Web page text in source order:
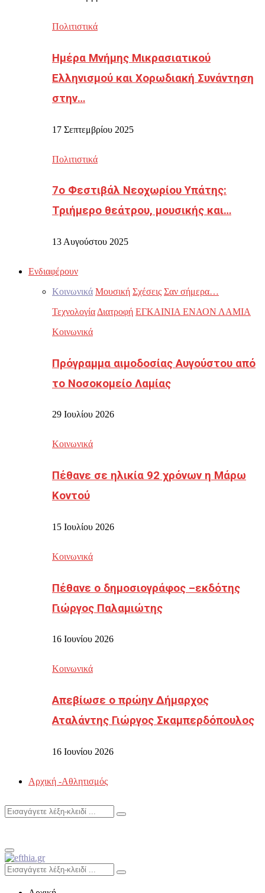
Πολιτιστικά
Ημέρα Μνήμης Μικρασιατικού
Ελληνισμού και Χορωδιακή Συνάντηση
στην…
17 Σεπτεμβρίου 2025
Πολιτιστικά
7ο Φεστιβάλ Νεοχωρίου Υπάτης:
Τριήμερο θεάτρου, μουσικής και…
13 Αυγούστου 2025
Ενδιαφέρουν
Κοινωνικά Μουσική Σχέσεις Σαν σήμερα…
Τεχνολογία Διατροφή ΕΓΚΑΙΝΙΑ ΕΝΑΟΝ ΛΑΜΙΑ
Κοινωνικά
Πρόγραμμα αιμοδοσίας Αυγούστου από
το Νοσοκομείο Λαμίας
29 Ιουλίου 2026
Κοινωνικά
Πέθανε σε ηλικία 92 χρόνων η Μάρω
Κοντού
15 Ιουλίου 2026
Κοινωνικά
Πέθανε ο δημοσιογράφος –εκδότης
Γιώργος Παλαμιώτης
16 Ιουνίου 2026
Κοινωνικά
Απεβίωσε ο πρώην Δήμαρχος
Αταλάντης Γιώργος Σκαμπερδόπουλος
16 Ιουνίου 2026
Αρχική -Αθλητισμός
Search
Search
Primary
Menu
Search
for:
Search